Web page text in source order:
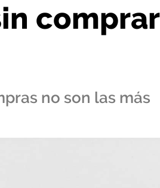
comprar
no son las más